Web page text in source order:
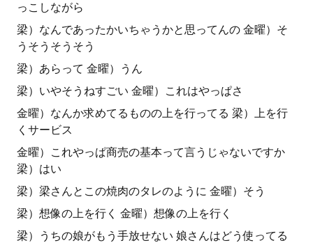
っこしながら
梁）なんであったかいちゃうかと思ってんの 金曜）そ
うそうそうそう
梁）あらって 金曜）うん
梁）いやそうねすごい 金曜）これはやっぱさ
金曜）なんか求めてるものの上を行ってる 梁）上を行
くサービス
金曜）これやっぱ商売の基本って言うじゃないですか
梁）はい
梁）梁さんとこの焼肉のタレのように 金曜）そう
梁）想像の上を行く 金曜）想像の上を行く
梁）うちの娘がもう手放せない 娘さんはどう使ってる